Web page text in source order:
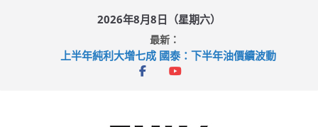
2026年8月8日（星期六）
最新：
上半年純利大增七成 國泰：下半年油價續波動
拜仁熱身賽挫維拉 啟德主場館奪錦標